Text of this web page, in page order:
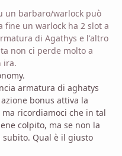
un barbaro/warlock può
un warlock ha 2 slot a
di Agathys e l'altro
non ci perde molto a
ira.
armatura di aghatys
bonus attiva la
ricordiamoci che in tal
colpito, ma se non la
Qual è il giusto